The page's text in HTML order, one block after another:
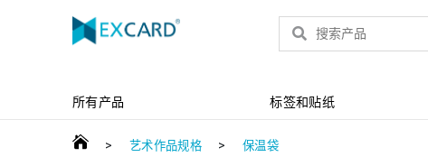
所有产品 标签和贴纸
> 艺术作品规格 > 保温袋